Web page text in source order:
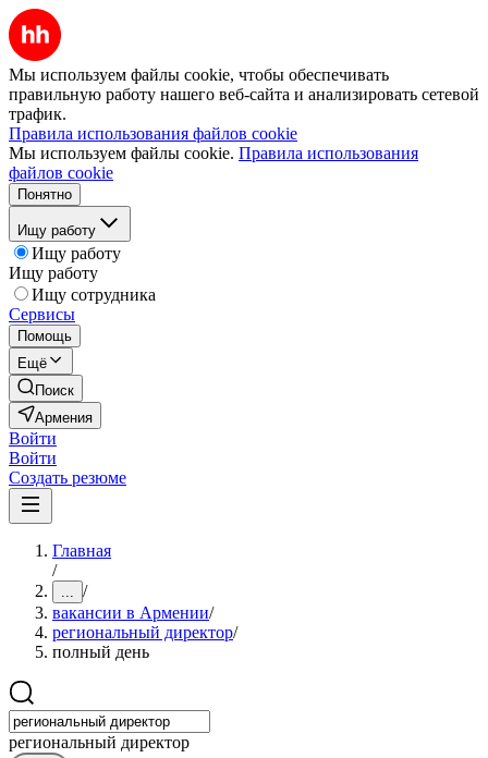
Мы используем файлы cookie, чтобы обеспечивать
правильную работу нашего веб-сайта и анализировать сетевой
трафик.
Правила использования файлов cookie
Мы используем файлы cookie. Правила использования
файлов cookie
Понятно
Ищу работу
Ищу работу
Ищу работу
Ищу сотрудника
Сервисы
Помощь
Ещё
Поиск
Армения
Войти
Войти
Создать резюме
Главная
/
... /
вакансии в Армении/
региональный директор/
полный день
региональный директор